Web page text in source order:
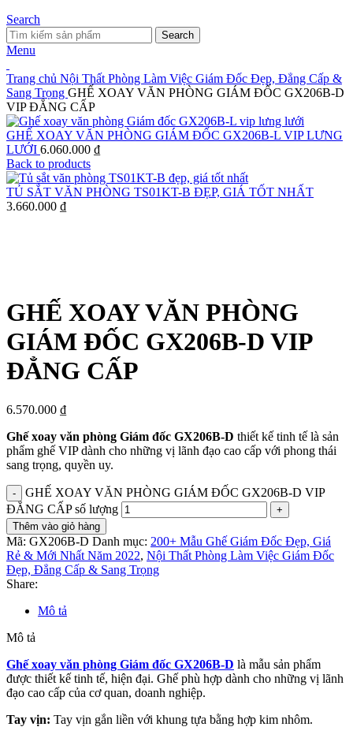
Search
Search
Menu
Trang chủ Nội Thất Phòng Làm Việc Giám Đốc Đẹp, Đẳng Cấp &
Sang Trọng GHẾ XOAY VĂN PHÒNG GIÁM ĐỐC GX206B-D
VIP ĐẲNG CẤP
GHẾ XOAY VĂN PHÒNG GIÁM ĐỐC GX206B-L VIP LƯNG
LƯỚI 6.060.000 ₫
Back to products
TỦ SẮT VĂN PHÒNG TS01KT-B ĐẸP, GIÁ TỐT NHẤT
3.660.000 ₫
GHẾ XOAY VĂN PHÒNG
GIÁM ĐỐC GX206B-D VIP
ĐẲNG CẤP
6.570.000 ₫
Ghế xoay văn phòng Giám đốc GX206B-D thiết kế tinh tế là sản
phẩm ghế VIP dành cho những vị lãnh đạo cao cấp với phong thái
sang trọng, quyền uy.
GHẾ XOAY VĂN PHÒNG GIÁM ĐỐC GX206B-D VIP
ĐẲNG CẤP số lượng
Thêm vào giỏ hàng
Mã: GX206B-D Danh mục: 200+ Mẫu Ghế Giám Đốc Đẹp, Giá
Rẻ & Mới Nhất Năm 2022, Nội Thất Phòng Làm Việc Giám Đốc
Đẹp, Đẳng Cấp & Sang Trọng
Share:
Mô tả
Mô tả
Ghế xoay văn phòng Giám đốc GX206B-D là mẫu sản phẩm
được thiết kế tinh tế, hiện đại. Ghế phù hợp dành cho những vị lãnh
đạo cao cấp của cơ quan, doanh nghiệp.
Tay vịn: Tay vịn gắn liền với khung tựa bằng hợp kim nhôm.